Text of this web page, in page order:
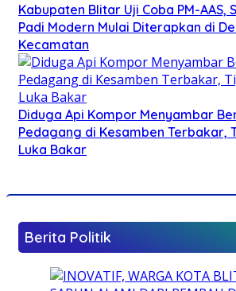
Kabupaten Blitar Uji Coba PM-AAS,
Padi Modern Mulai Diterapkan di
Kecamatan
Diduga Api Kompor Menyambar
Pedagang di Kesamben Terbakar,
Luka Bakar
Berita Politik